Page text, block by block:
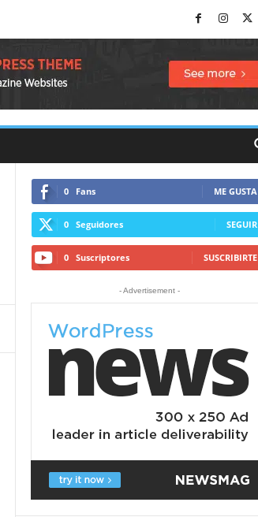
0 Fans ME GUSTA
0 Seguidores SEGUIR
0 Suscriptores SUSCRIBIRTE
- Advertisement -